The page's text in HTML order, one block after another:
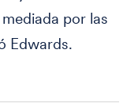
por las
Edwards.